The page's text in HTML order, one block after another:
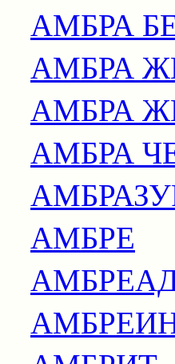
АМБРА
АМБРА
АМБРА
АМБРА
АМБРЕ